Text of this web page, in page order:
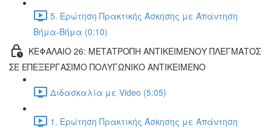
5. Ερώτηση Πρακτικής Άσκησης με Απάντηση
Βήμα-Βήμα (0:10)
ΚΕΦΑΛΑΙΟ 26: ΜΕΤΑΤΡΟΠΗ ΑΝΤΙΚΕΙΜΕΝΟΥ ΠΛΕΓΜΑΤΟΣ
ΣΕ ΕΠΕΞΕΡΓΑΣΙΜΟ ΠΟΛΥΓΩΝΙΚΟ ΑΝΤΙΚΕΙΜΕΝΟ
Διδασκαλία με Video (5:05)
1. Ερώτηση Πρακτικής Άσκησης με Απάντηση